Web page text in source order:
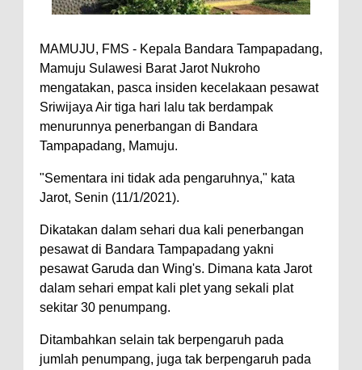
MAMUJU, FMS - Kepala Bandara Tampapadang,
Mamuju Sulawesi Barat Jarot Nukroho
mengatakan, pasca insiden kecelakaan pesawat
Sriwijaya Air tiga hari lalu tak berdampak
menurunnya penerbangan di Bandara
Tampapadang, Mamuju.
"Sementara ini tidak ada pengaruhnya," kata
Jarot, Senin (11/1/2021).
Dikatakan dalam sehari dua kali penerbangan
pesawat di Bandara Tampapadang yakni
pesawat Garuda dan Wing's. Dimana kata Jarot
dalam sehari empat kali plet yang sekali plat
sekitar 30 penumpang.
Ditambahkan selain tak berpengaruh pada
jumlah penumpang, juga tak berpengaruh pada